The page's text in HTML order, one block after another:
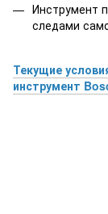
Инструмент
следами
Текущие
инструмент